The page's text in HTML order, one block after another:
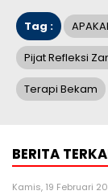
Tag :
Pijat Refleksi
Terapi Bekam
BERITA
Kamis, 19 Februari